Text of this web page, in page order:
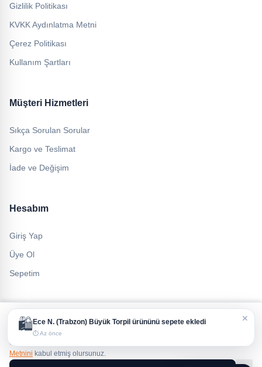
Gizlilik Politikası
KVKK Aydınlatma Metni
Çerez Politikası
Kullanım Şartları
Müşteri Hizmetleri
Sıkça Sorulan Sorular
Kargo ve Teslimat
İade ve Değişim
Hesabım
Giriş Yap
Üye Ol
Sepetim
Çerez Politikası ve Veri Gizliliği
Size daha iyi bir deneyim sunmak için çerezleri (cookies) kullanıyoruz.
Sitemizi kullanmaya devam ederek
Metnini kabul etmiş olursunuz.
✕
🛍️ Ece N. (Trabzon) Büyük Torpil ürününü sepete ekledi
⏱ Az önce